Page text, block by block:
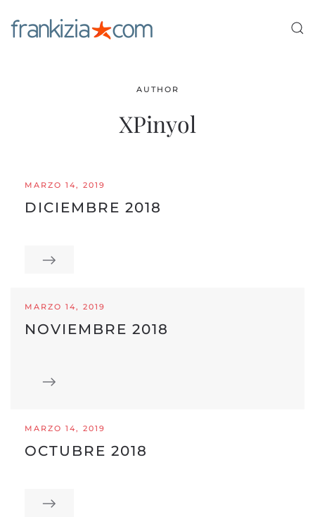
Ir al contenido principal
AUTHOR
XPinyol
MARZO 14, 2019
DICIEMBRE 2018
MARZO 14, 2019
NOVIEMBRE 2018
MARZO 14, 2019
OCTUBRE 2018